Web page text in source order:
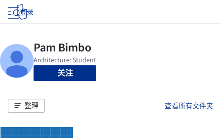
登录
关注
整理 查看所有文件夹